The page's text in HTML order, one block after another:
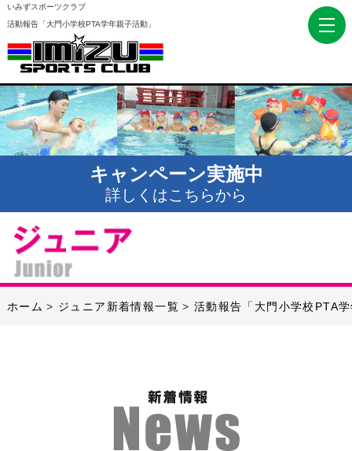
いみずスポーツクラブ
活動報告「大門小学校PTA学年親子活動」
キャンペーン実施中
詳しくはこちらから
ホーム ジュニア新着情報一覧 活動報告「大門小学校PTA